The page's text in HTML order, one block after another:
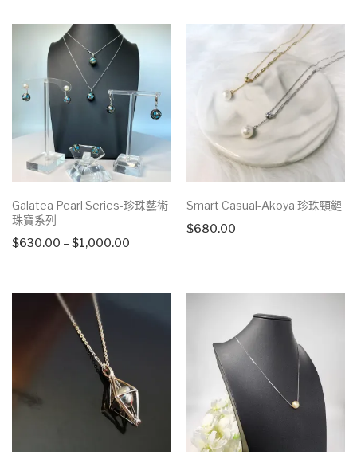
$5,700.00
Galatea Pearl Series-珍珠藝術
珠寶系列
$630.00 – $1,000.00
Smart Casual-Akoya 珍珠頸鏈
$680.00